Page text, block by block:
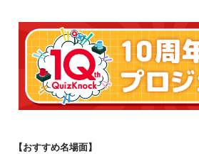
【おすすめ名場面】